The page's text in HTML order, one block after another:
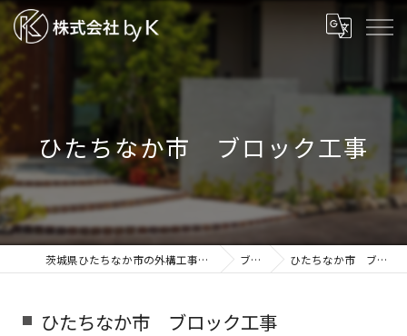
ひたちなか市 ブロック工事
茨城県ひたちなか市の外構工事なら株式会社by K ブログ ひたちなか市 ブロック工事
ひたちなか市 ブロック工事